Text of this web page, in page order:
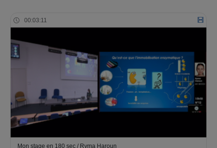
00:03:11
Mon stage en 180 sec / Ryma Haroun